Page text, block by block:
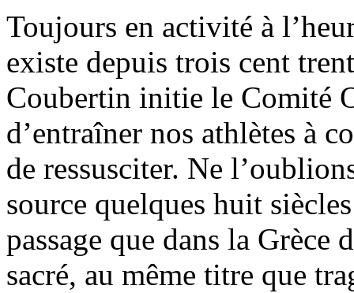
Toujours en activité à
existe depuis trois cent
Coubertin initie le Comité
d’entraîner nos athlètes à
de ressusciter. Ne
source quelques huit
passage que dans la Grèce
sacré, au même titre que